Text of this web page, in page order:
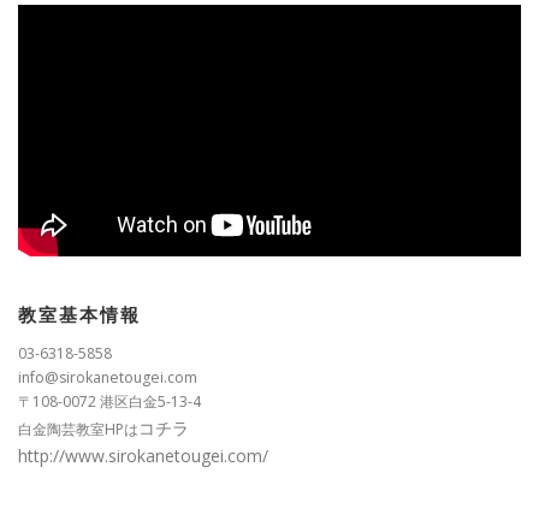
教室基本情報
03-6318-5858
info@sirokanetougei.com
〒108-0072 港区白金5-13-4
白金陶芸教室HPはコチラ
http://www.sirokanetougei.com/